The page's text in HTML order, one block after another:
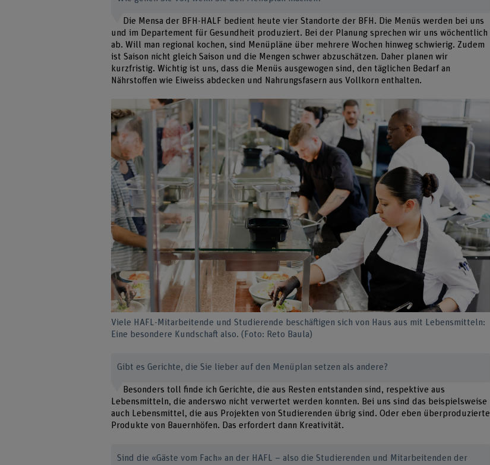
Die Mensa der BFH-HALF bedient heute vier Standorte der BFH. Die Menüs werden bei uns
und im Departement für Gesundheit produziert. Bei der Planung sprechen wir uns wöchentlich
ab. Will man regional kochen, sind Menüpläne über mehrere Wochen hinweg schwierig. Zudem
ist Saison nicht gleich Saison und die Mengen schwer abzuschätzen. Daher planen wir
kurzfristig. Wichtig ist uns, dass die Menüs ausgewogen sind, den täglichen Bedarf an
Nährstoffen wie Eiweiss abdecken und Nahrungsfasern aus Vollkorn enthalten.
Viele HAFL-Mitarbeitende und Studierende beschäftigen sich von Haus aus mit Lebensmitteln:
Eine besondere Kundschaft also. (Foto: Reto Baula)
Gibt es Gerichte, die Sie lieber auf den Menüplan setzen als andere?
Besonders toll finde ich Gerichte, die aus Resten entstanden sind, respektive aus
Lebensmitteln, die anderswo nicht verwertet werden konnten. Bei uns sind das beispielsweise
auch Lebensmittel, die aus Projekten von Studierenden übrig sind. Oder eben überproduzierte
Produkte von Bauernhöfen. Das erfordert dann Kreativität.
Sind die «Gäste vom Fach» an der HAFL – also die Studierenden und Mitarbeitenden der